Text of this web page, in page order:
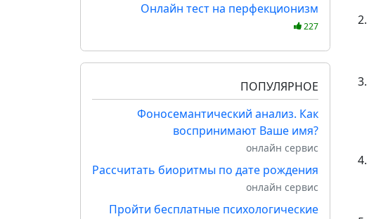
Онлайн тест на перфекционизм
227
ПОПУЛЯРНОЕ
Фоносемантический анализ. Как
воспринимают Ваше имя?
онлайн сервис
Рассчитать биоритмы по дате рождения
онлайн сервис
Пройти бесплатные психологические